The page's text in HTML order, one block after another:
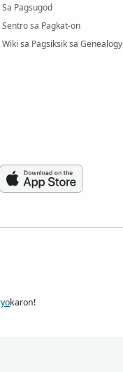
Sa Pagsugod
Sentro sa Pagkat-on
Wiki sa Pagsiksik sa Genealogy
karon!